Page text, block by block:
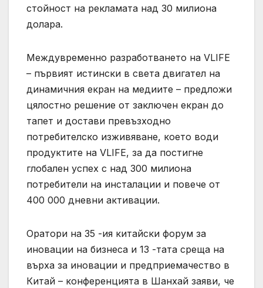
стойност на рекламата над 30 милиона
долара.
Междувременно разработването на VLIFE
– първият истински в света двигател на
динамичния екран на медиите – предложи
цялостно решение от заключен екран до
тапет и достави превъзходно
потребителско изживяване, което води
продуктите на VLIFE, за да постигне
глобален успех с над 300 милиона
потребители на инсталации и повече от
400 000 дневни активации.
Оратори на 35 -ия китайски форум за
иновации на бизнеса и 13 -тата среща на
върха за иновации и предприемачество в
Китай – конференцията в Шанхай заяви, че